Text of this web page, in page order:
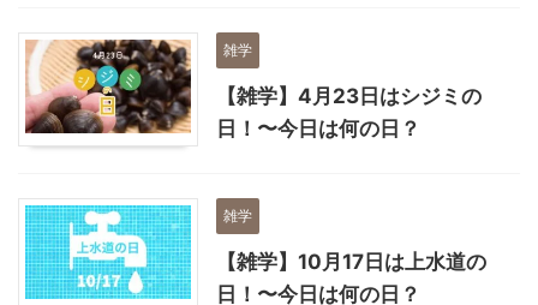
雑学
【雑学】4月23日はシジミの
日！〜今日は何の日？
雑学
【雑学】10月17日は上水道の
日！〜今日は何の日？